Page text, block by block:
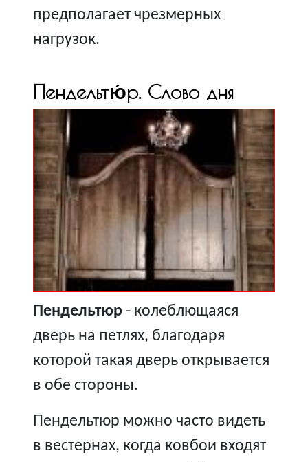
предполагает чрезмерных
нагрузок.
Пендельтю́р. Слово дня
Пендельтюр - колеблющаяся
дверь на петлях, благодаря
которой такая дверь открывается
в обе стороны.
Пендельтюр можно часто видеть
в вестернах, когда ковбои входят